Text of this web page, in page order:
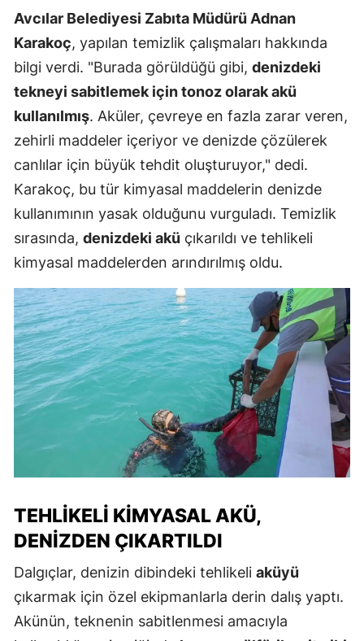
Avcılar Belediyesi Zabıta Müdürü Adnan
Karakoç, yapılan temizlik çalışmaları hakkında
bilgi verdi. "Burada görüldüğü gibi, denizdeki
tekneyi sabitlemek için tonoz olarak akü
kullanılmış. Aküler, çevreye en fazla zarar veren,
zehirli maddeler içeriyor ve denizde çözülerek
canlılar için büyük tehdit oluşturuyor," dedi.
Karakoç, bu tür kimyasal maddelerin denizde
kullanımının yasak olduğunu vurguladı. Temizlik
sırasında, denizdeki akü çıkarıldı ve tehlikeli
kimyasal maddelerden arındırılmış oldu.
TEHLIKELI KIMYASAL AKÜ,
DENIZDEN ÇIKARTILDI
Dalgıçlar, denizin dibindeki tehlikeli aküyü
çıkarmak için özel ekipmanlarla derin dalış yaptı.
Akünün, teknenin sabitlenmesi amacıyla